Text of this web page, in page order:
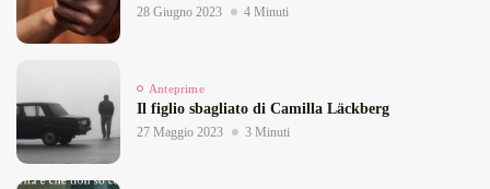
28 Giugno 2023 4 Minuti
Anteprime
Il figlio sbagliato di Camilla Läckberg
27 Maggio 2023 3 Minuti